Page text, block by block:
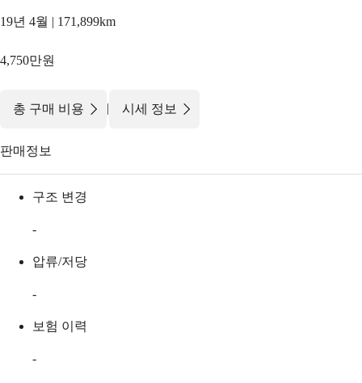
19년 4월 | 171,899km
4,750만원
총 구매 비용 | 시세 정보
판매정보
구조 변경
-
압류/저당
-
보험 이력
-